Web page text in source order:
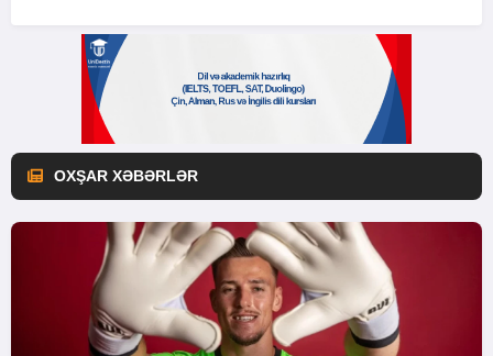
OXŞAR XƏBƏRLƏR